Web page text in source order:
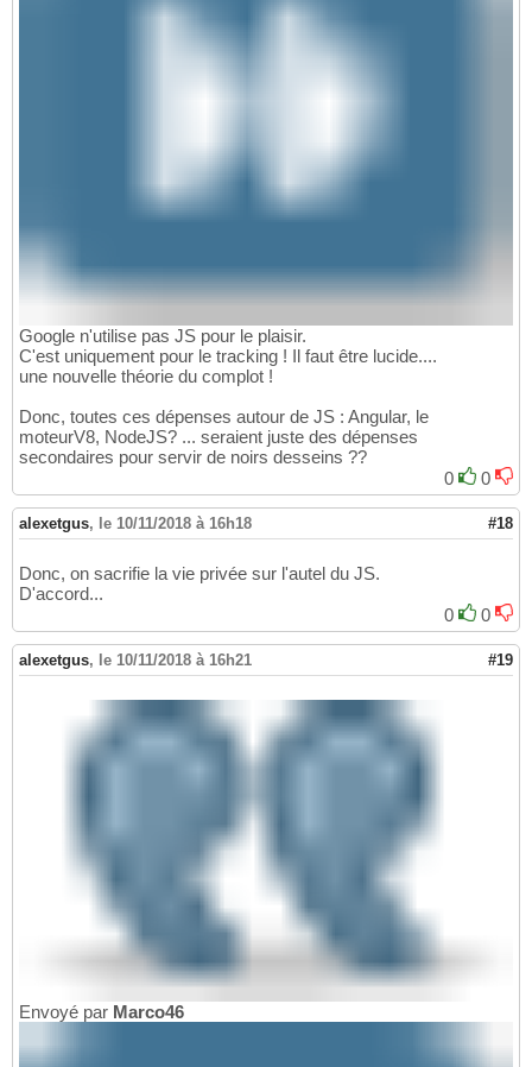
Google n'utilise pas JS pour le plaisir.
C'est uniquement pour le tracking ! Il faut être lucide....
une nouvelle théorie du complot !
Donc, toutes ces dépenses autour de JS : Angular, le
moteurV8, NodeJS? ... seraient juste des dépenses
secondaires pour servir de noirs desseins ??
0
0
alexetgus, le 10/11/2018 à 16h18 #18
Donc, on sacrifie la vie privée sur l'autel du JS.
D'accord...
0
0
alexetgus, le 10/11/2018 à 16h21 #19
Envoyé par Marco46